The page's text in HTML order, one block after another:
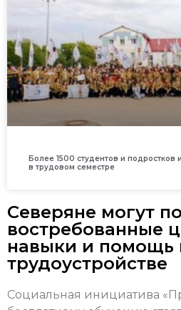
Более 1500 студентов и подростков
в трудовом семестре
Северяне могут
востребованные
навыки и помощь
трудоустройстве
Социальная инициатива